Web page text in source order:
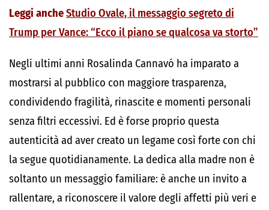
Leggi ancheStudio Ovale, il messaggio segreto di
Trump per Vance: “Ecco il piano se qualcosa va storto”
Negli ultimi anni Rosalinda Cannavó ha imparato a
mostrarsi al pubblico con maggiore trasparenza,
condividendo fragilità, rinascite e momenti personali
senza filtri eccessivi. Ed è forse proprio questa
autenticità ad aver creato un legame così forte con chi
la segue quotidianamente. La dedica alla madre non è
soltanto un messaggio familiare: è anche un invito a
rallentare, a riconoscere il valore degli affetti più veri e